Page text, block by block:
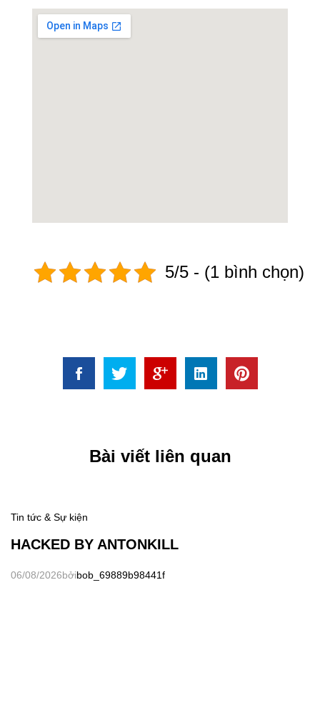
5/5 - (1 bình chọn)
Bài viết liên quan
Tin tức & Sự kiện
HACKED BY ANTONKILL
06/08/2026bởibob_69889b98441f